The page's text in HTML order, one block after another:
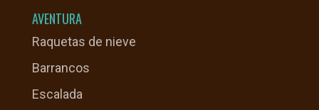
AVENTURA
Raquetas de nieve
Barrancos
Escalada